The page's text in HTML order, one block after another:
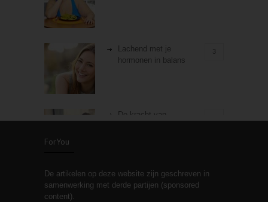
Lachend met je
hormonen in balans
3
De kracht van
Stiefouderschap en
relaties
ForYou
De artikelen op deze website zijn geschreven in
samenwerking met derde partijen (sponsored
content).